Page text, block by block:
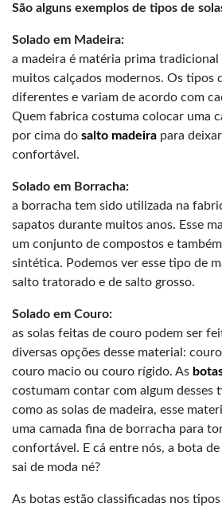
São alguns exemplos de tipos de
Solado em Madeira:
a madeira é matéria prima
muitos calçados modernos. Os tipos
diferentes e variam de acordo com
Quem fabrica costuma colocar uma
por cima do salto madeira para
confortável.
Solado em Borracha:
a borracha tem sido utilizada na
sapatos durante muitos anos. Esse
um conjunto de compostos e
sintética. Podemos ver esse tipo de
salto tratorado e de salto grosso.
Solado em Couro:
as solas feitas de couro podem ser
diversas opções desse material:
couro macio ou couro rígido. As
costumam contar com algum desses
como as solas de madeira, esse
uma camada fina de borracha para
confortável. E cá entre nós, a bota
sai de moda né?
As botas estão classificadas nos